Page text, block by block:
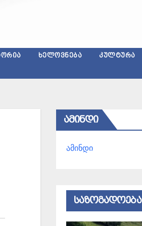
ᲮᲔᲚᲝᲕᲜᲔᲑᲐ ᲙᲣᲚᲢᲣᲠᲐ
ᲐᲛᲘᲜᲓᲘ
ამინდი
ᲡᲐᲖᲝᲒᲐᲓᲝᲔᲑᲐ